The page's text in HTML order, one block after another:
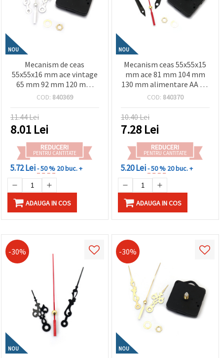
NOU
Mecanism de ceas
55x55x16 mm ace vintage
65 mm 92 mm 120 mm
culoare argintie
COD: 840369
11.44 Lei
8.01 Lei
REDUCERI
PENTRU CANTITATE
5.72 Lei- 50 % 20 buc. +
ADAUGA IN COS
NOU
Mecanism ceas 55x55x15
mm ace 81 mm 104 mm
130 mm alimentare AA 1.5
V (baterie)
COD: 840370
10.40 Lei
7.28 Lei
REDUCERI
PENTRU CANTITATE
5.20 Lei- 50 % 20 buc. +
ADAUGA IN COS
-30%
NOU
-30%
NOU